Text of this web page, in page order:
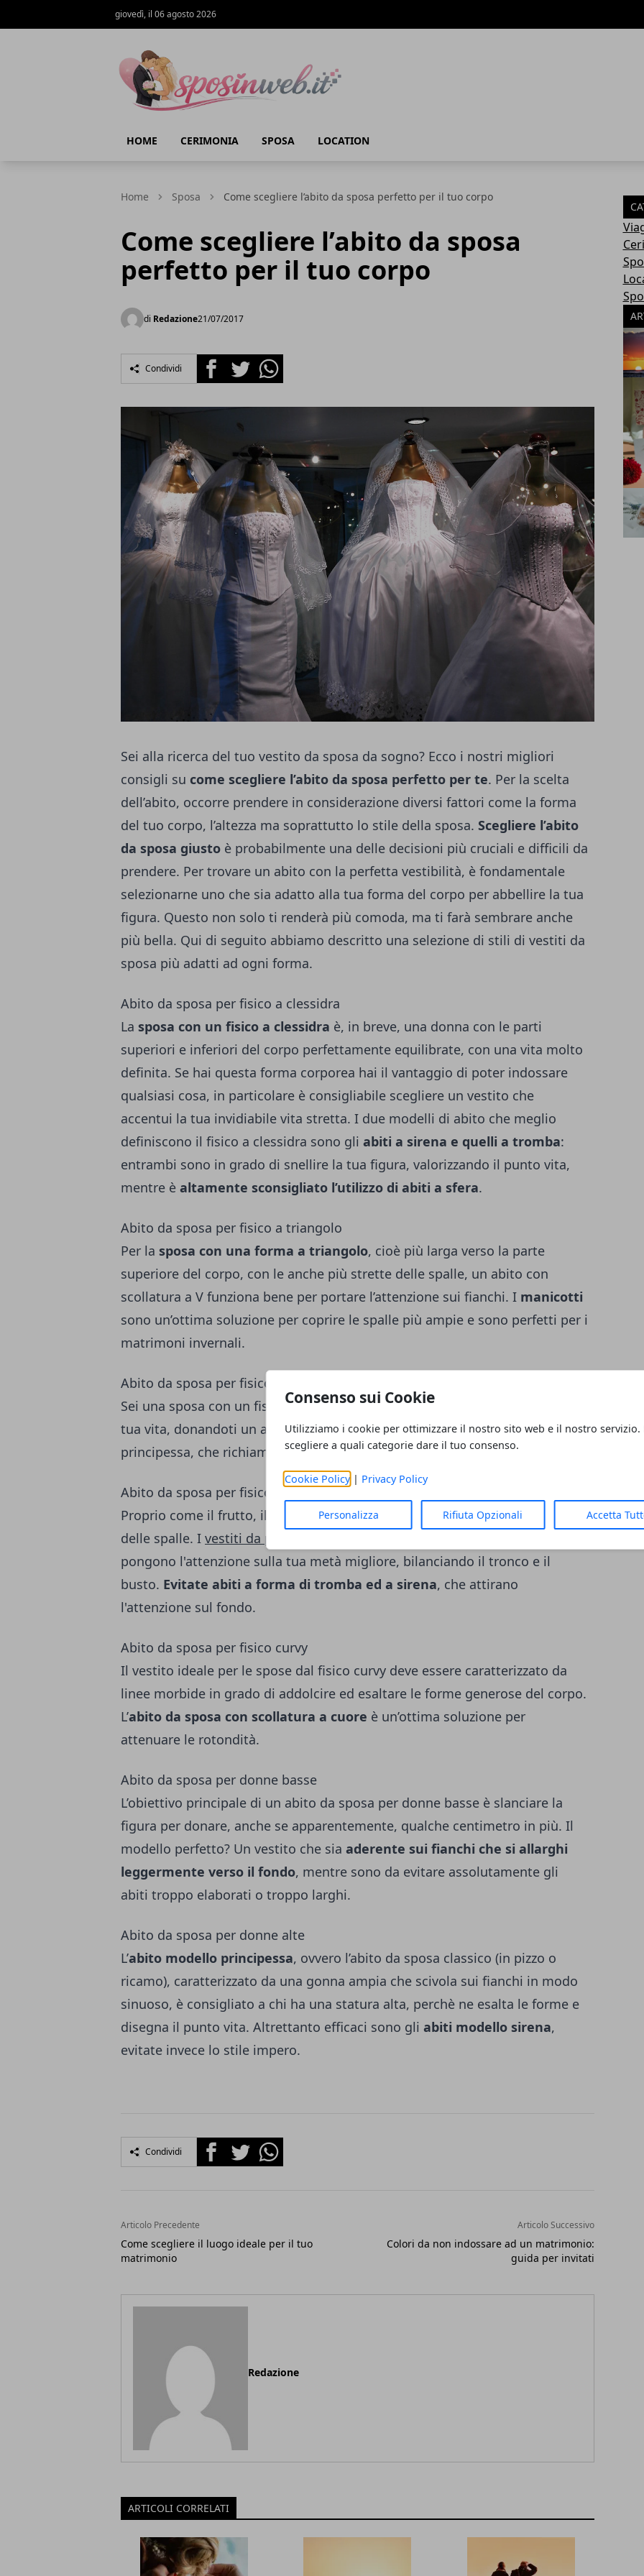
Consenso sui Cookie
Utilizziamo i cookie per ottimizzare il nostro sito web e il nostro servizio.
scegliere a quali categorie dare il tuo consenso.
Cookie Policy| Privacy Policy
Personalizza Rifiuta Opzionali Accetta
giovedì, il 06 agosto 2026
HOME CERIMONIA SPOSA LOCATION
Home Sposa Come scegliere l’abito da sposa perfetto per il tuo corpo
Come scegliere l’abito da sposa
perfetto per il tuo corpo
di Redazione21/07/2017
Condividi FacebookTwitterWhatsapp
Sei alla ricerca del tuo vestito da sposa da sogno? Ecco i nostri migliori
consigli su come scegliere l’abito da sposa perfetto per te. Per la scelta
dell’abito, occorre prendere in considerazione diversi fattori come la forma
del tuo corpo, l’altezza ma soprattutto lo stile della sposa. Scegliere l’abito
da sposa giusto è probabilmente una delle decisioni più cruciali e difficili da
prendere. Per trovare un abito con la perfetta vestibilità, è fondamentale
selezionarne uno che sia adatto alla tua forma del corpo per abbellire la tua
figura. Questo non solo ti renderà più comoda, ma ti farà sembrare anche
più bella. Qui di seguito abbiamo descritto una selezione di stili di vestiti da
sposa più adatti ad ogni forma.
Abito da sposa per fisico a clessidra
La sposa con un fisico a clessidra è, in breve, una donna con le parti
superiori e inferiori del corpo perfettamente equilibrate, con una vita molto
definita. Se hai questa forma corporea hai il vantaggio di poter indossare
qualsiasi cosa, in particolare è consigliabile scegliere un vestito che
accentui la tua invidiabile vita stretta. I due modelli di abito che meglio
definiscono il fisico a clessidra sono gli abiti a sirena e quelli a tromba:
entrambi sono in grado di snellire la tua figura, valorizzando il punto vita,
mentre è altamente sconsigliato l’utilizzo di abiti a sfera.
Abito da sposa per fisico a triangolo
Per la sposa con una forma a triangolo, cioè più larga verso la parte
superiore del corpo, con le anche più strette delle spalle, un abito con
scollatura a V funziona bene per portare l’attenzione sui fianchi. I manicotti
sono un’ottima soluzione per coprire le spalle più ampie e sono perfetti per i
matrimoni invernali.
Abito da sposa per fisico a mela
Sei una sposa con un fisico a mela? Unabito stile imperiale
tua vita, donandoti un aspetto più snello. Stai lontana invece dai vestiti stile
principessa, che richiamano l’attenzione sul busto.
Abito da sposa per fisico a pera
Proprio come il frutto, il fisico a pera è caratterizzato dai fianchi più ampi
delle spalle. I vestiti da principessa
pongono l'attenzione sulla tua metà migliore, bilanciando il tronco e il
busto. Evitate abiti a forma di tromba ed a sirena, che attirano
l'attenzione sul fondo.
Abito da sposa per fisico curvy
Il vestito ideale per le spose dal fisico curvy deve essere caratterizzato da
linee morbide in grado di addolcire ed esaltare le forme generose del corpo.
L’abito da sposa con scollatura a cuore è un’ottima soluzione per
attenuare le rotondità.
Abito da sposa per donne basse
L’obiettivo principale di un abito da sposa per donne basse è slanciare la
figura per donare, anche se apparentemente, qualche centimetro in più. Il
modello perfetto? Un vestito che sia aderente sui fianchi che si allarghi
leggermente verso il fondo, mentre sono da evitare assolutamente gli
abiti troppo elaborati o troppo larghi.
Abito da sposa per donne alte
L’abito modello principessa, ovvero l’abito da sposa classico (in pizzo o
ricamo), caratterizzato da una gonna ampia che scivola sui fianchi in modo
sinuoso, è consigliato a chi ha una statura alta, perchè ne esalta le forme e
disegna il punto vita. Altrettanto efficaci sono gli abiti modello sirena,
evitate invece lo stile impero.
Condividi FacebookTwitterWhatsapp
Articolo Precedente
Come scegliere il luogo ideale per il tuo
matrimonio
Articolo Successivo
Colori da non indossare ad un matrimonio:
guida per invitati
Redazione
ARTICOLI CORRELATI